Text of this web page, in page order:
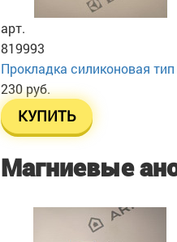
арт.
819993
Прокладка силиконовая
230 руб.
КУПИТЬ
Магниевые